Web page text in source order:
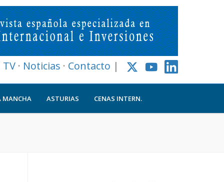
TV · Noticias · Contacto |
MANCHA ASTURIAS CENAS INTERN.